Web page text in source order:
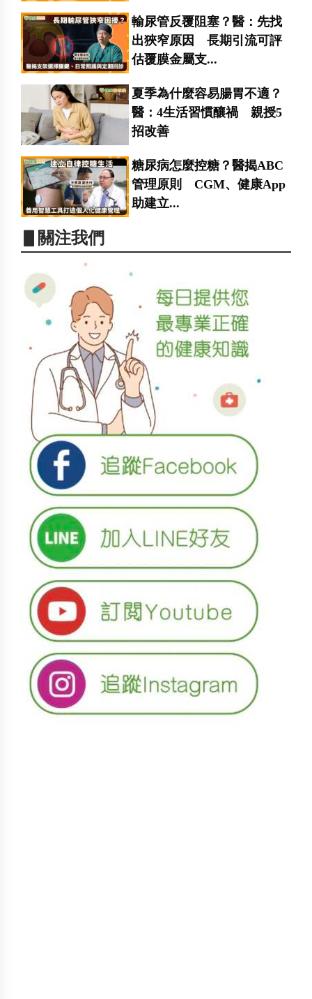
輸尿管反覆阻塞？醫：先找
出狹窄原因 長期引流可評
估覆膜金屬支...
夏季為什麼容易腸胃不適？
醫：4生活習慣釀禍 親授5
招改善
糖尿病怎麼控糖？醫揭ABC
管理原則 CGM、健康App
助建立...
▋關注我們